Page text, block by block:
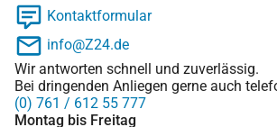
Kontaktformular
info@Z24.de
Wir antworten schnell und zuverlässig.
Bei dringenden Anliegen gerne auch
(0) 761 / 612 55 777
Montag bis Freitag